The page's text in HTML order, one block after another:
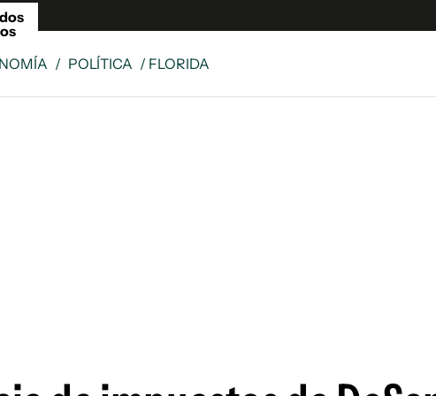
/ POLÍTICA / FLORIDA